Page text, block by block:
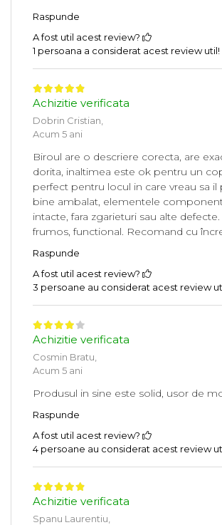
Raspunde
A fost util acest review?
1 persoana a considerat acest review util!
Achizitie verificata
Dobrin Cristian,
Acum 5 ani
Biroul are o descriere corecta, are
dorita, inaltimea este ok pentru un
perfect pentru locul in care vreau sa il
bine ambalat, elementele
intacte, fara zgarieturi sau alte
frumos, functional. Recomand cu
Raspunde
A fost util acest review?
3 persoane au considerat acest review
Achizitie verificata
Cosmin Bratu,
Acum 5 ani
Produsul in sine este solid, usor de
Raspunde
A fost util acest review?
4 persoane au considerat acest review
Achizitie verificata
Spanu Laurentiu,